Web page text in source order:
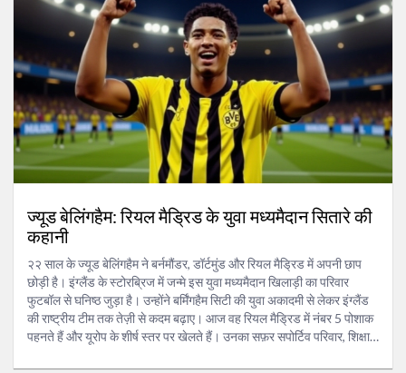
ज्यूड बेलिंगहैम: रियल मैड्रिड के युवा मध्यमैदान सितारे की
कहानी
२२ साल के ज्यूड बेलिंगहैम ने बर्नमौंडर, डॉर्टमुंड और रियल मैड्रिड में अपनी छाप
छोड़ी है। इंग्लैंड के स्टोरब्रिज में जन्मे इस युवा मध्यमैदान खिलाड़ी का परिवार
फुटबॉल से घनिष्ठ जुड़ा है। उन्होंने बर्मिंगहैम सिटी की युवा अकादमी से लेकर इंग्लैंड
की राष्ट्रीय टीम तक तेज़ी से कदम बढ़ाए। आज वह रियल मैड्रिड में नंबर 5 पोशाक
पहनते हैं और यूरोप के शीर्ष स्तर पर खेलते हैं। उनका सफ़र सपोर्टिव परिवार, शिक्षा